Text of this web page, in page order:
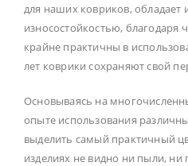
для наших ковриков, обладает
износостойкостью, благодаря
крайне практичны в
лет коврики сохраняют свой
Основываясь на
опыте использования
выделить самый практичный
изделиях не видно ни пыли, ни